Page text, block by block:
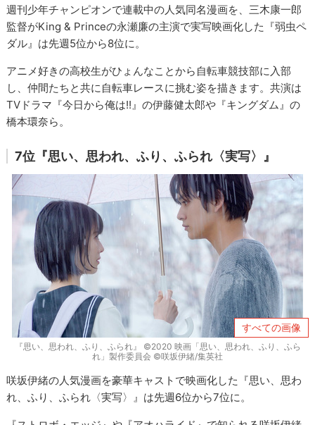
週刊少年チャンピオンで連載中の人気同名漫画を、三木康一郎
監督がKing & Princeの永瀬廉の主演で実写映画化した『弱虫ペ
ダル』は先週5位から8位に。
アニメ好きの高校生がひょんなことから自転車競技部に入部
し、仲間たちと共に自転車レースに挑む姿を描きます。共演は
TVドラマ『今日から俺は!!』の伊藤健太郎や『キングダム』の
橋本環奈ら。
7位『思い、思われ、ふり、ふられ〈実写〉』
すべての画像
『思い、思われ、ふり、ふられ』 ©2020 映画「思い、思われ、ふり、ふら
れ」製作委員会 ©咲坂伊緒/集英社
咲坂伊緒の人気漫画を豪華キャストで映画化した『思い、思わ
れ、ふり、ふられ〈実写〉』は先週6位から7位に。